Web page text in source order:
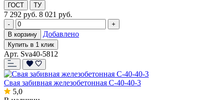
ГОСТ ТУ
7 292 руб. 8 021 руб.
-
+
В корзину
Добавлено
Купить в 1 клик
Арт. Sva40-5812
Свая забивная железобетонная С-40-40-3
5,0